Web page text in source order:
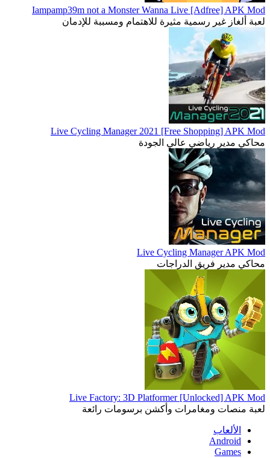
Iampamp39m not a Monster Wanna Live [Adfree] APK Mod
لعبة ألغاز غير رسمية مثيرة للاهتمام ومسببة للإدمان
Live Cycling Manager 2021 [Free Shopping] APK Mod
محاكي مدير رياضي عالي الجودة
Live Cycling Manager APK Mod
محاكي مدير فريق الدراجات
Live Factory: 3D Platformer [Unlocked] APK Mod
لعبة منصات ومغامرات وأكشن برسومات رائعة
الألعاب
Android
Games